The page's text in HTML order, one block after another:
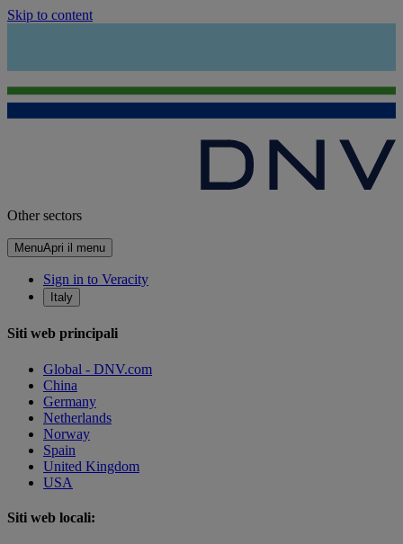
Skip to content
Other sectors
MenuApri il menu
Sign in to Veracity
Italy
Siti web principali
Global - DNV.com
China
Germany
Netherlands
Norway
Spain
United Kingdom
USA
Siti web locali: